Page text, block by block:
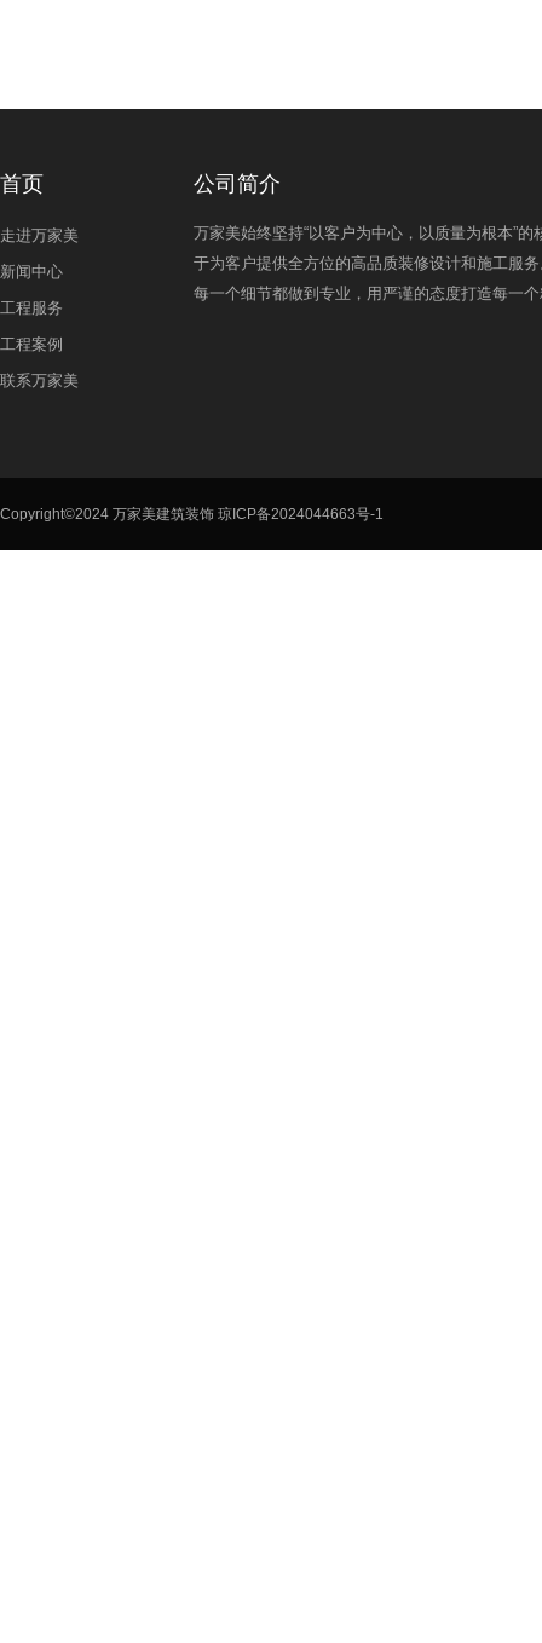
首页
走进万家美
新闻中心
工程服务
工程案例
联系万家美
公司简介
万家美始终坚持“以客户为中心，以质量为根本”的
于为客户提供全方位的高品质装修设计和施工服
每一个细节都做到专业，用严谨的态度打造每一
Copyright©2024 万家美建筑装饰 琼ICP备2024044663号-1